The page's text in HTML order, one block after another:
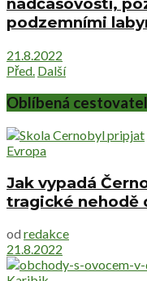
podzemními
21.8.2022
Před. Další
Oblíbená
Evropa
Jak vypadá
tragické nehodě
od redakce
21.8.2022